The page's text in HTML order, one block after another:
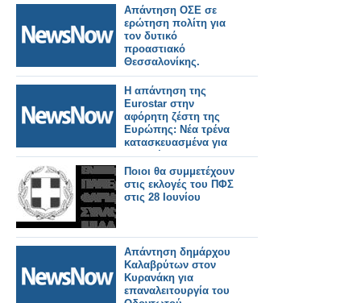
Απάντηση ΟΣΕ σε
ερώτηση πολίτη για
τον δυτικό
προαστιακό
Θεσσαλονίκης.
Η απάντηση της
Eurostar στην
αφόρητη ζέστη της
Ευρώπης: Νέα τρένα
κατασκευασμένα για
να αντέχουν σε
θερμοκρασίες 55°C.
Ποιοι θα συμμετέχουν
στις εκλογές του ΠΦΣ
στις 28 Ιουνίου
Απάντηση δημάρχου
Καλαβρύτων στον
Κυρανάκη για
επαναλειτουργία του